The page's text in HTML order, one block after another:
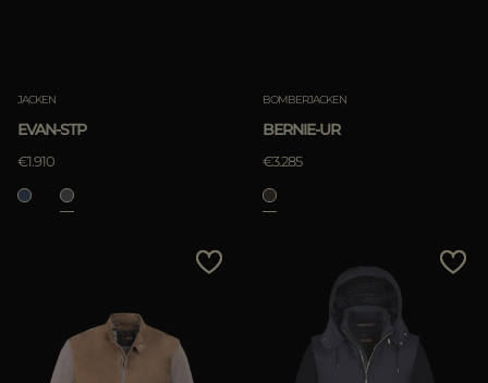
JACKEN
EVAN-STP
€1.910
BOMBERJACKEN
BERNIE-UR
€3.285